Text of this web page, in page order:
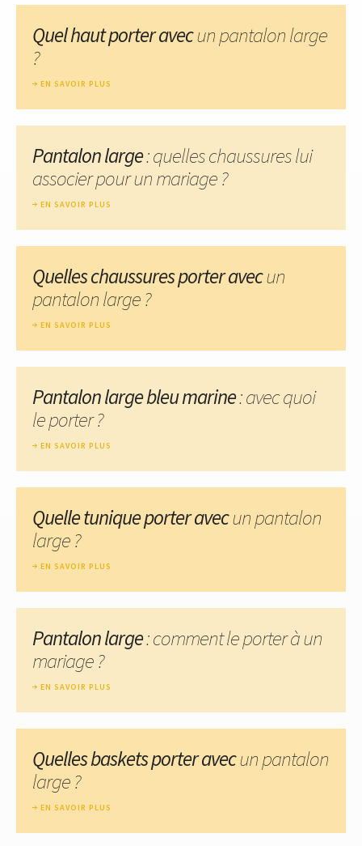
Quel haut porter avecun pantalon large
?
EN SAVOIR PLUS
Pantalon large: quelles chaussures lui
associer pour un mariage ?
EN SAVOIR PLUS
Quelles chaussures porter avecun
pantalon large ?
EN SAVOIR PLUS
Pantalon large bleu marine: avec quoi
le porter ?
EN SAVOIR PLUS
Quelle tunique porter avecun pantalon
large ?
EN SAVOIR PLUS
Pantalon large: comment le porter à un
mariage ?
EN SAVOIR PLUS
Quelles baskets porter avecun pantalon
large ?
EN SAVOIR PLUS